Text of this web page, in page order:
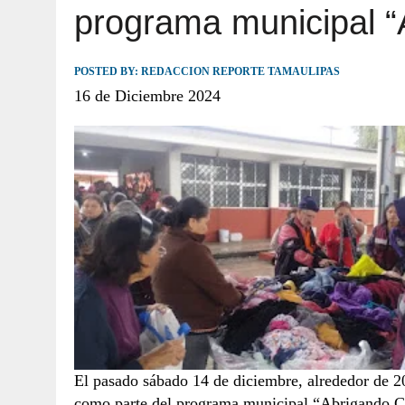
JULIO 30, 2026 TAMAULIPAS TE INVITA A DESCUBRIR EL
programa municipal
POSTED BY: REDACCION REPORTE TAMAULIPAS
16 de Diciembre 2024
El pasado sábado 14 de diciembre, alrededor de